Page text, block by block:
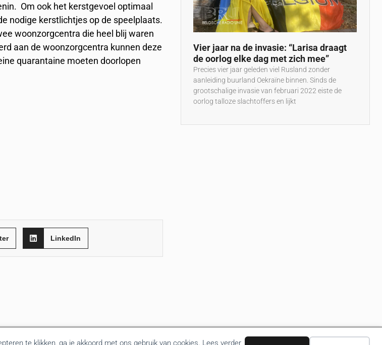
te klikken, ga je akkoord met ons gebruik van cookies. Lees verder
Om ook het kerstgevoel optimaal
nodige kerstlichtjes op de speelplaats.
woonzorgcentra die heel blij waren
aan de woonzorgcentra kunnen deze
quarantaine moeten doorlopen
LinkedIn
Vier jaar na de invasie: “Larisa draagt
de oorlog elke dag met zich mee”
Precies vier jaar geleden viel Rusland zonder
aanleiding buurland Oekraïne binnen. Sinds de
grootschalige invasie van februari 2022 eiste de
oorlog talloze slachtoffers en lijkt